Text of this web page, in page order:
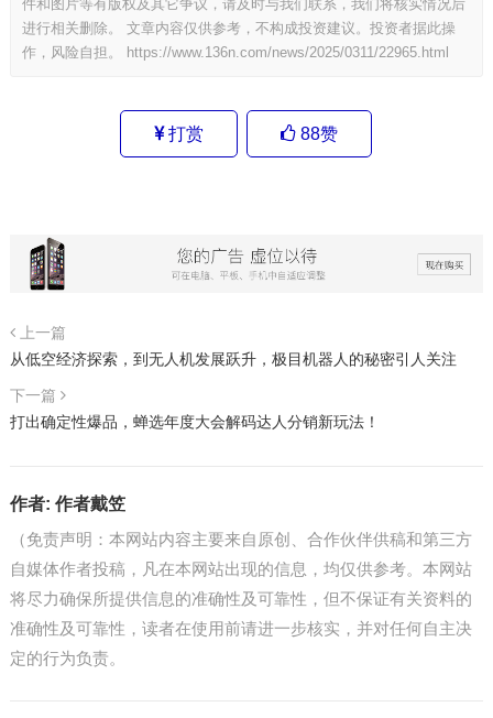
件和图片等有版权及其它争议，请及时与我们联系，我们将核实情况后
进行相关删除。 文章内容仅供参考，不构成投资建议。投资者据此操
作，风险自担。
https://www.136n.com/news/2025/0311/22965.html
打赏 88赞
上一篇
从低空经济探索，到无人机发展跃升，极目机器人的秘密引人关注
下一篇
打出确定性爆品，蝉选年度大会解码达人分销新玩法！
作者: 作者戴笠
（免责声明：本网站内容主要来自原创、合作伙伴供稿和第三方
自媒体作者投稿，凡在本网站出现的信息，均仅供参考。本网站
将尽力确保所提供信息的准确性及可靠性，但不保证有关资料的
准确性及可靠性，读者在使用前请进一步核实，并对任何自主决
定的行为负责。